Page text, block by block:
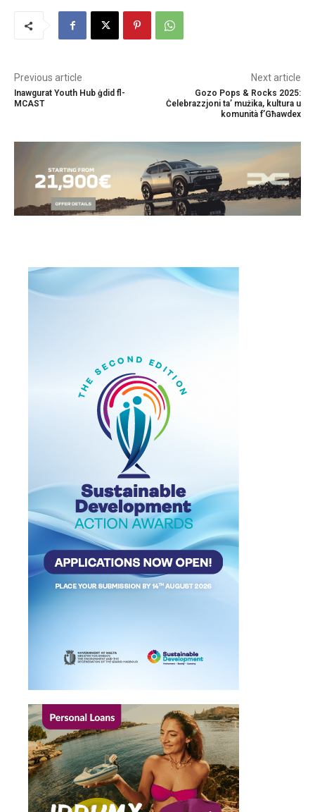
Previous article
Inawgurat Youth Hub ġdid fl-
MCAST
Next article
Gozo Pops & Rocks 2025:
Ċelebrazzjoni ta’ mużika, kultura u
komunità f’Għawdex